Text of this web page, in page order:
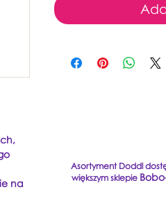
na
Asortyment Doddl
większym sklepie